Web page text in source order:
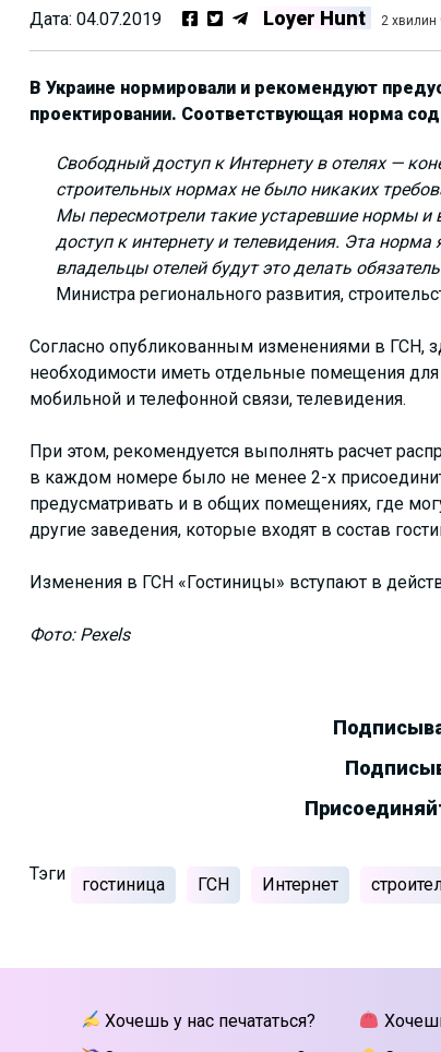
Дата: 04.07.2019 Loyer Hunt 2 хвилин
В Украине нормировали и рекомендуют
проектировании. Соответствующая норма
Свободный доступ к Интернету в отелях —
строительных нормах не было никаких
Мы пересмотрели такие устаревшие нормы
доступ к интернету и телевидения. Эта
владельцы отелей будут это делать
Министра регионального развития,
Согласно опубликованным изменениями в ГСН,
необходимости иметь отдельные помещения
мобильной и телефонной связи, телевидения.
При этом, рекомендуется выполнять расчет
в каждом номере было не менее 2-х
предусматривать и в общих помещениях, где
другие заведения, которые входят в состав
Изменения в ГСН «Гостиницы» вступают в
Фото: Pexels
Тэги
гостиница ГСН Интернет
Хочешь у нас печататься?